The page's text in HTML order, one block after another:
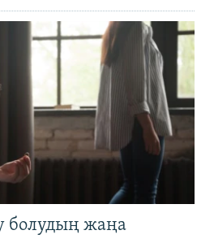
болудың жаңа